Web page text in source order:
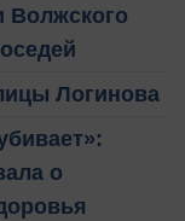
Волжского
Логинова
о